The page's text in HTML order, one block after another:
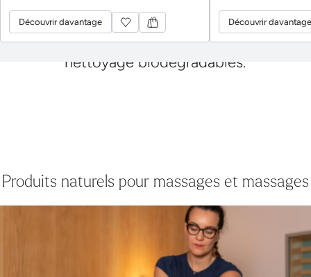
dans la mesure du possible, des produits de
nettoyage biodégradables.